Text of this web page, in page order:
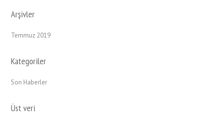
Arşivler
Temmuz 2019
Kategoriler
Son Haberler
Üst veri